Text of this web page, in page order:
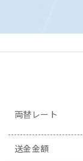
両替レート
送金金額